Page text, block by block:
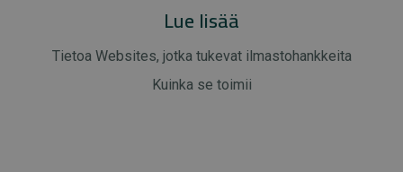
Lue lisää
Tietoa Websites, jotka tukevat ilmastohankkeita
Kuinka se toimii